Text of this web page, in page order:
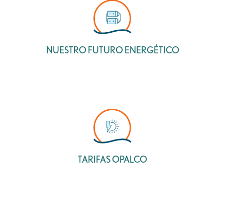
NUESTRO FUTURO ENERGÉTICO
TARIFAS OPALCO